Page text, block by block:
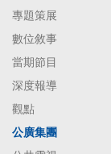
專題策展
數位敘事
當期節目
深度報導
觀點
公廣集團